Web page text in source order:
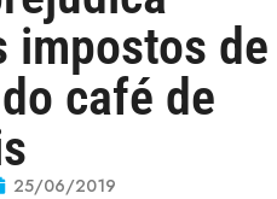
impostos de
café de
25/06/2019